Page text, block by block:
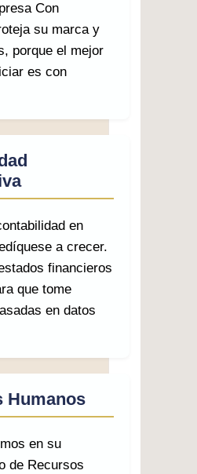
Con
su marca y
porque el mejor
es con
en
a crecer.
financieros
que tome
en datos
Humanos
en su
de Recursos